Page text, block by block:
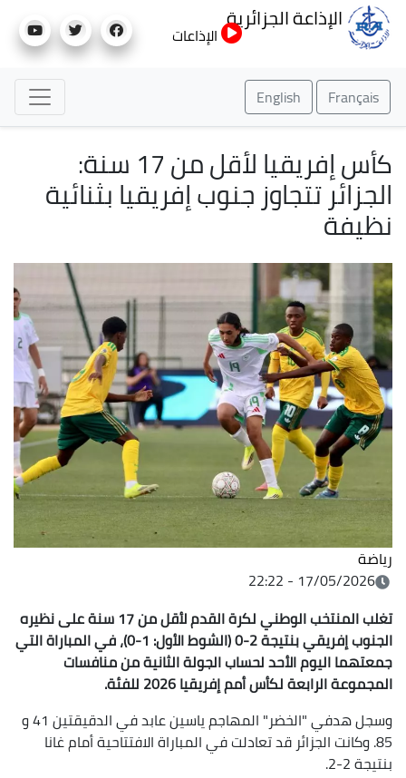
إلى
الإذاعة الجزائرية
الإذاعات
Français
English
كأس إفريقيا لأقل من 17 سنة:
الجزائر تتجاوز جنوب إفريقيا بثنائية
نظيفة
رياضة
17/05/2026 - 22:22
تغلب المنتخب الوطني لكرة القدم لأقل من 17 سنة على نظيره
الجنوب إفريقي بنتيجة 2-0 (الشوط الأول: 1-0)، في المباراة التي
جمعتهما اليوم الأحد لحساب الجولة الثانية من منافسات
المجموعة الرابعة لكأس أمم إفريقيا 2026 للفئة.
وسجل هدفي "الخضر" المهاجم ياسين عابد في الدقيقتين 41 و
85. وكانت الجزائر قد تعادلت في المباراة الافتتاحية أمام غانا
بنتيجة 2-2.